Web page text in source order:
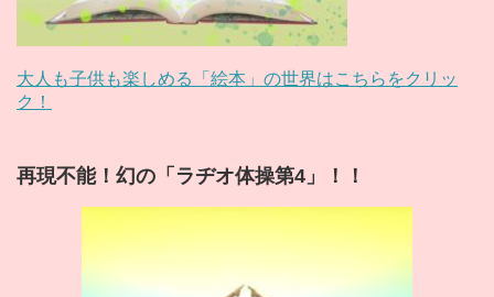
大人も子供も楽しめる「絵本」の世界はこちらをクリッ
ク！
再現不能！幻の「ラヂオ体操第4」！！